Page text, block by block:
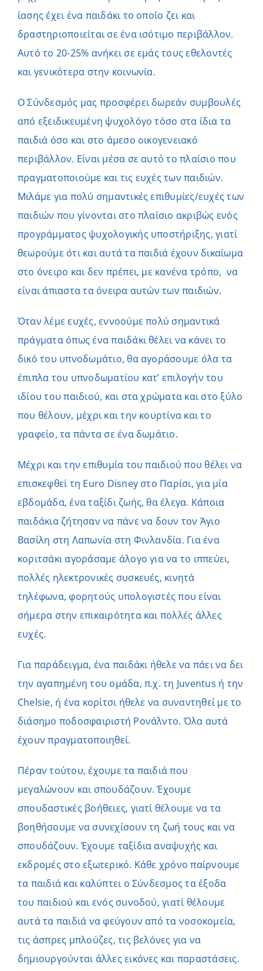
ίασης έχει ένα παιδάκι το οποίο ζει και
δραστηριοποιείται σε ένα ισότιμο περιβάλλον.
Αυτό το 20-25% ανήκει σε εμάς τους εθελοντές
και γενικότερα στην κοινωνία.
Ο Σύνδεσμός μας προσφέρει δωρεάν συμβουλές
από εξειδικευμένη ψυχολόγο τόσο στα ίδια τα
παιδιά όσο και στο άμεσο οικογενειακό
περιβάλλον. Είναι μέσα σε αυτό το πλαίσιο που
πραγματοποιούμε και τις ευχές των παιδιών.
Μιλάμε για πολύ σημαντικές επιθυμίες/ευχές των
παιδιών που γίνονται στο πλαίσιο ακριβώς ενός
προγράμματος ψυχολογικής υποστήριξης, γιατί
θεωρούμε ότι και αυτά τα παιδιά έχουν δικαίωμα
στο όνειρο και δεν πρέπει, με κανένα τρόπο, να
είναι άπιαστα τα όνειρα αυτών των παιδιών.
Όταν λέμε ευχές, εννοούμε πολύ σημαντικά
πράγματα όπως ένα παιδάκι θέλει να κάνει το
δικό του υπνοδωμάτιο, θα αγοράσουμε όλα τα
έπιπλα του υπνοδωματίου κατ’ επιλογήν του
ιδίου του παιδιού, και στα χρώματα και στο ξύλο
που θέλουν, μέχρι και την κουρτίνα και το
γραφείο, τα πάντα σε ένα δωμάτιο.
Μέχρι και την επιθυμία του παιδιού που θέλει να
επισκεφθεί τη Euro Disney στο Παρίσι, για μία
εβδομάδα, ένα ταξίδι ζωής, θα έλεγα. Κάποια
παιδάκια ζήτησαν να πάνε να δουν τον Άγιο
Βασίλη στη Λαπωνία στη Φινλανδία. Για ένα
κοριτσάκι αγοράσαμε άλογο για να το ιππεύει,
πολλές ηλεκτρονικές συσκευές, κινητά
τηλέφωνα, φορητούς υπολογιστές που είναι
σήμερα στην επικαιρότητα και πολλές άλλες
ευχές.
Για παράδειγμα, ένα παιδάκι ήθελε να πάει να δει
την αγαπημένη του ομάδα, π.χ. τη Juventus ή την
Chelsie, ή ένα κορίτσι ήθελε να συναντηθεί με το
διάσημο ποδοσφαιριστή Ρονάλντο. Όλα αυτά
έχουν πραγματοποιηθεί.
Πέραν τούτου, έχουμε τα παιδιά που
μεγαλώνουν και σπουδάζουν. Έχουμε
σπουδαστικές βοήθειες, γιατί θέλουμε να τα
βοηθήσουμε να συνεχίσουν τη ζωή τους και να
σπουδάζουν. Έχουμε ταξίδια αναψυχής και
εκδρομές στο εξωτερικό. Κάθε χρόνο παίρνουμε
τα παιδιά και καλύπτει ο Σύνδεσμος τα έξοδα
του παιδιού και ενός συνοδού, γιατί θέλουμε
αυτά τα παιδιά να φεύγουν από τα νοσοκομεία,
τις άσπρες μπλούζες, τις βελόνες για να
δημιουργούνται άλλες εικόνες και παραστάσεις.